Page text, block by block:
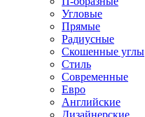
Угловые
Прямые
Радиусные
Скошенные углы
Стиль
Современные
Евро
Английские
Дизайнерские